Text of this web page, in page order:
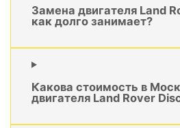
Замена двигателя Land
как долго занимает?
Какова стоимость в
двигателя Land Rover